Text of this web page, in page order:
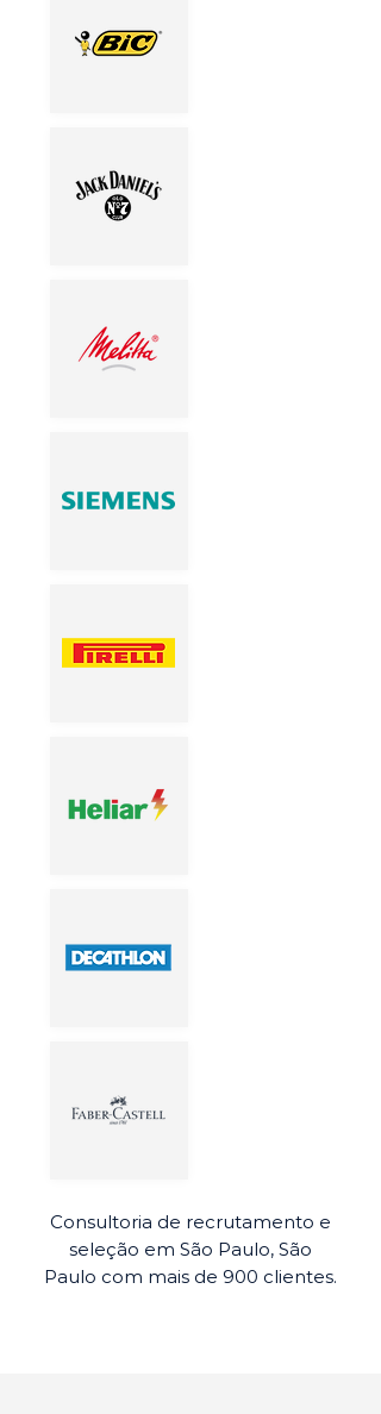
Consultoria de recrutamento e
seleção em São Paulo, São
Paulo com mais de 900 clientes.